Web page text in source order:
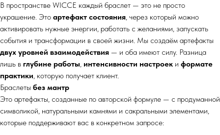
В пространстве WICCE каждый браслет — это не просто
украшение. Это артефакт состояния, через который можно
активировать нужные энергии, работать с желаниями, запускать
события и трансформации в своей жизни. Мы создаём артефакты
двух уровней взаимодействия — и оба имеют силу. Разница
лишь в глубине работы, интенсивности настроек и формате
практики, которую получает клиент.
Браслеты без мантр
Это артефакты, созданные по авторской формуле — с продуманной
символикой, натуральными камнями и сакральными элементами,
которые поддерживают вас в конкретном запросе: